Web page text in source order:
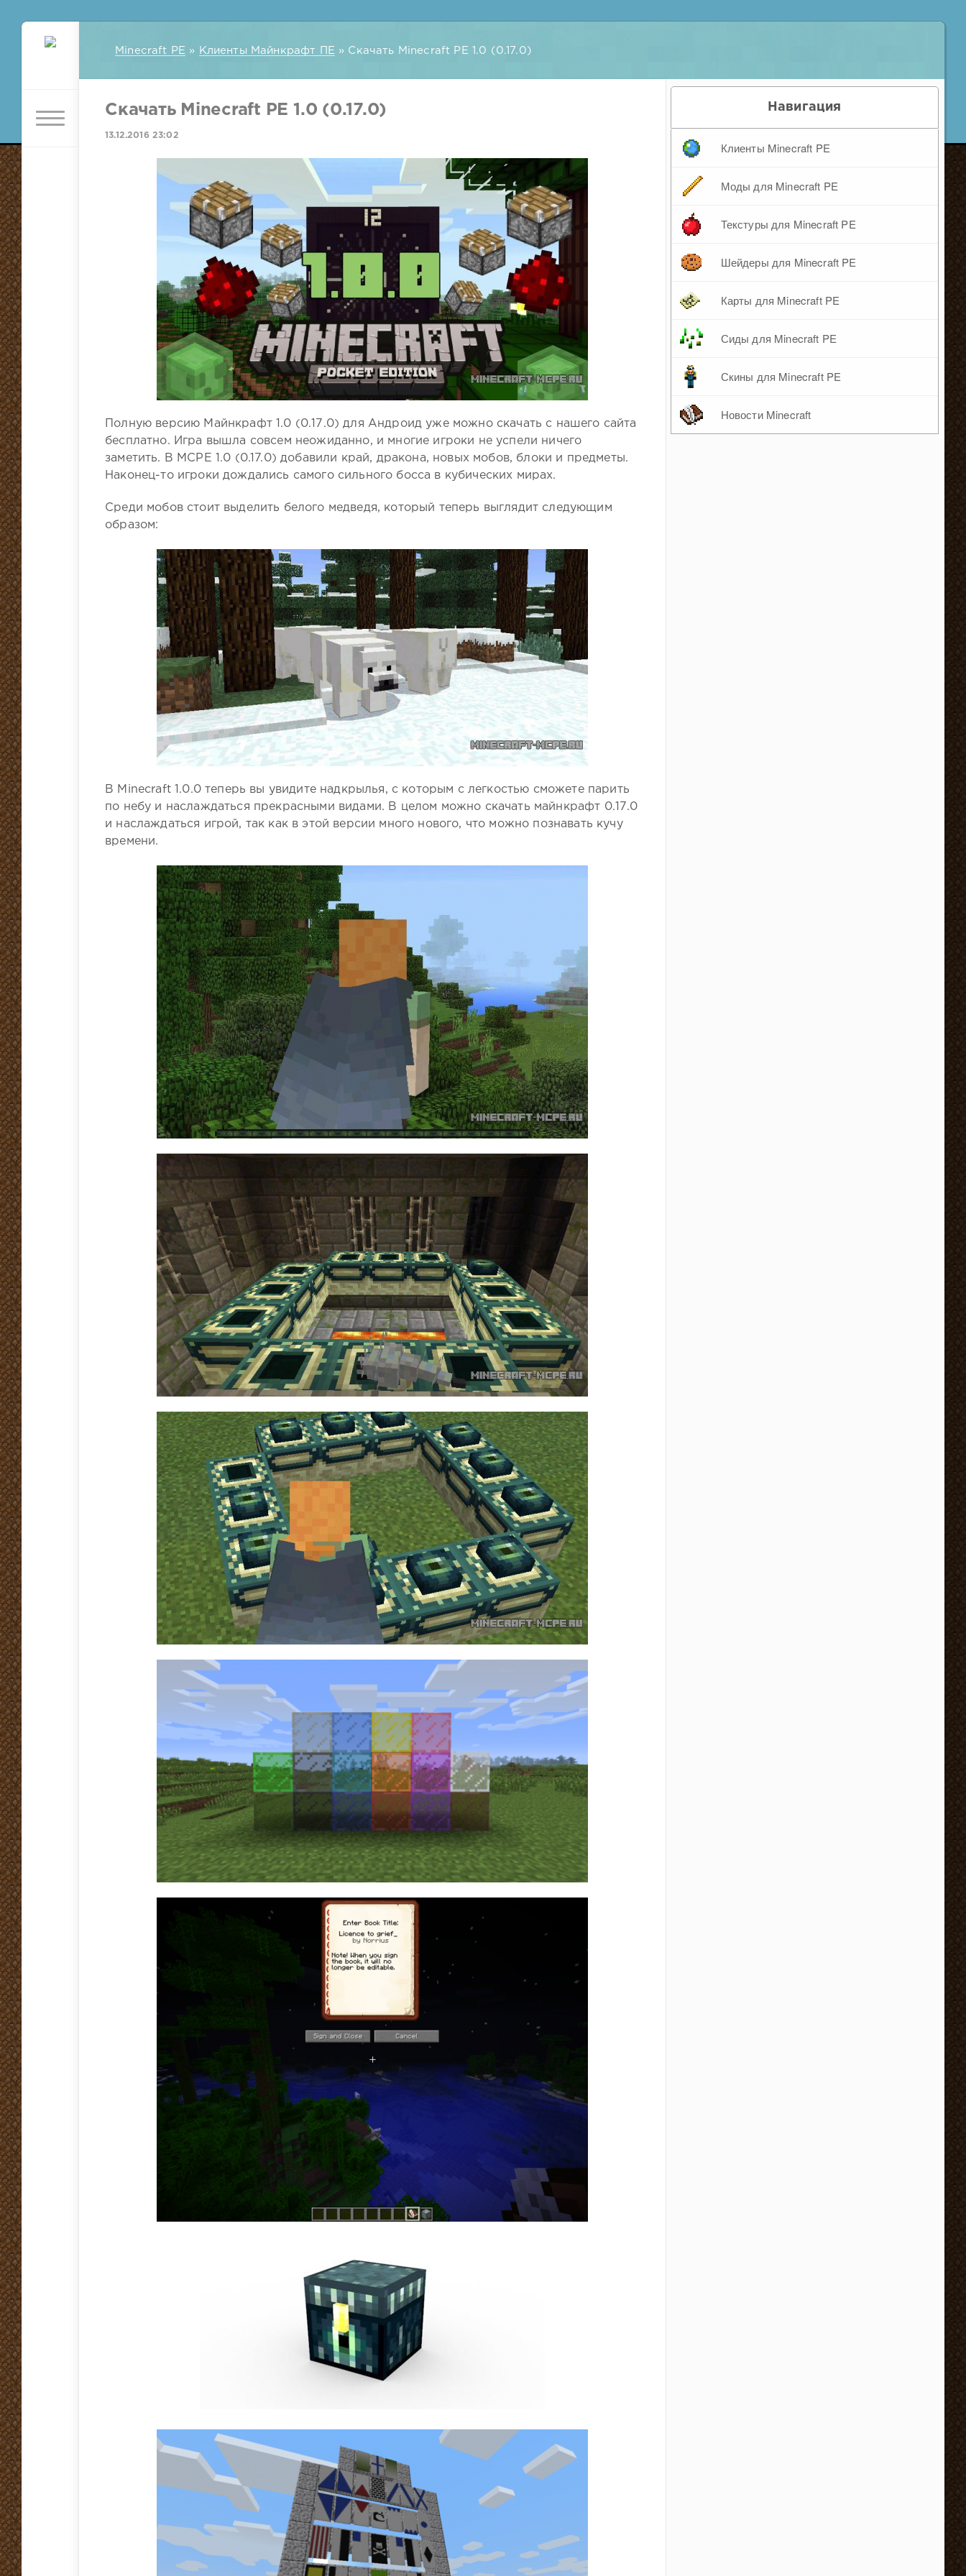
Minecraft PE » Клиенты Майнкрафт ПЕ » Скачать Minecraft PE 1.0 (0.17.0)
Скачать Minecraft PE 1.0 (0.17.0)
13.12.2016 23:02
Полную версию Майнкрафт 1.0 (0.17.0) для Андроид уже можно скачать с нашего сайта
бесплатно. Игра вышла совсем неожиданно, и многие игроки не успели ничего
заметить. В MCPE 1.0 (0.17.0) добавили край, дракона, новых мобов, блоки и предметы.
Наконец-то игроки дождались самого сильного босса в кубических мирах.
Среди мобов стоит выделить белого медведя, который теперь выглядит следующим
образом:
В Minecraft 1.0.0 теперь вы увидите надкрылья, с которым с легкостью сможете парить
по небу и наслаждаться прекрасными видами. В целом можно скачать майнкрафт 0.17.0
и наслаждаться игрой, так как в этой версии много нового, что можно познавать кучу
времени.
Навигация
Клиенты Minecraft PE
Моды для Minecraft PE
Текстуры для Minecraft PE
Шейдеры для Minecraft PE
Карты для Minecraft PE
Сиды для Minecraft PE
Скины для Minecraft PE
Новости Minecraft